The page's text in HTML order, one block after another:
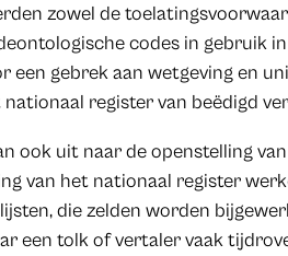
zowel de
codes in gebruik
een gebrek aan wetgeving en
register van beëdigd
ook uit naar de openstelling
van het nationaal register
die zelden worden
een tolk of vertaler vaak